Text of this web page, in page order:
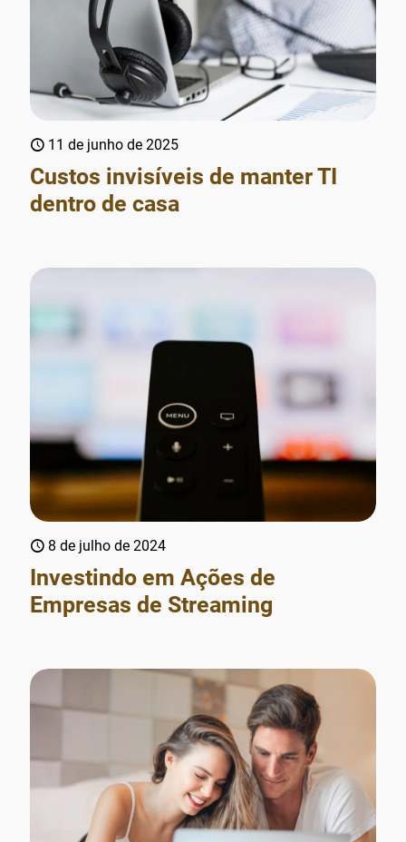
11 de junho de 2025
Custos invisíveis de manter TI
dentro de casa
8 de julho de 2024
Investindo em Ações de
Empresas de Streaming